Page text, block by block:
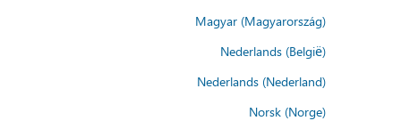
Magyar (Magyarország)
Nederlands (België)
Nederlands (Nederland)
Norsk (Norge)